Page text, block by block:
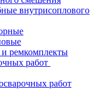
внутрисоплового
ремкомплекты
работ
работ